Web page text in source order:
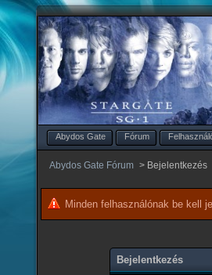
Abydos Gate Fórum
Abydos Gate Fórum > Bejelentkezés
Minden felhasználónak be kell
Bejelentkezés